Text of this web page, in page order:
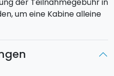
9:00 Uhr nehmt ihr
Vulcano auf, wo ihr für
im Thermalschlamm oder
nehmen möchtet.
um eine Kabine alleine